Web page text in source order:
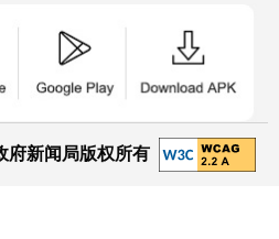
府新闻局版权所有